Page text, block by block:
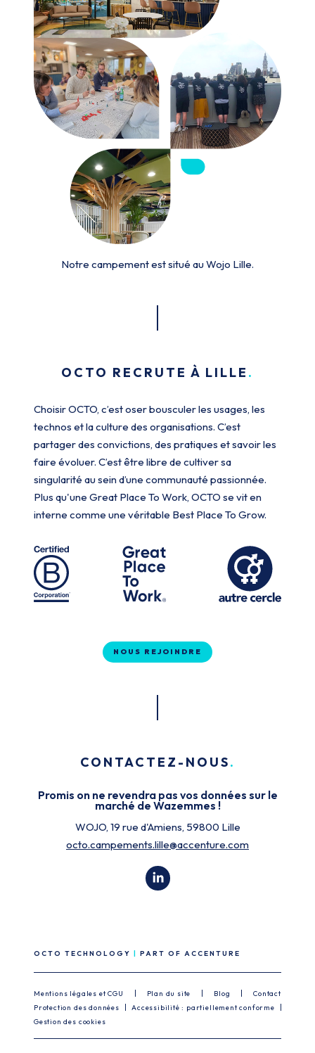
Notre campement est situé au Wojo Lille.
OCTO RECRUTE À LILLE
Choisir OCTO, c’est oser bousculer les usages, les
technos et la culture des organisations. C’est
partager des convictions, des pratiques et savoir les
faire évoluer. C’est être libre de cultiver sa
singularité au sein d’une communauté passionnée.
Plus qu'une Great Place To Work, OCTO se vit en
interne comme une véritable Best Place To Grow.
NOUS REJOINDRE
CONTACTEZ-NOUS
Promis on ne revendra pas vos données sur le
marché de Wazemmes !
WOJO, 19 rue d'Amiens, 59800 Lille
octo.campements.lille@accenture.com
OCTO TECHNOLOGY PART OF ACCENTURE
Mentions légales et CGU Plan du site Blog
Contact
Protection des données
Accessibilité : partiellement conforme
Gestion des cookies